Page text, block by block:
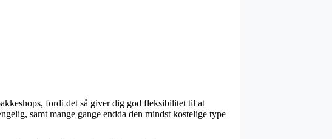
fordi det så giver dig god fleksibilitet til at
samt mange gange endda den mindst kostelige type